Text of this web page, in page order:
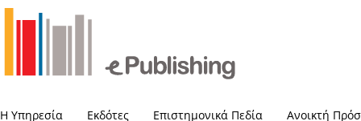
Η Υπηρεσία Εκδότες Επιστημονικά Πεδία Ανοικτή